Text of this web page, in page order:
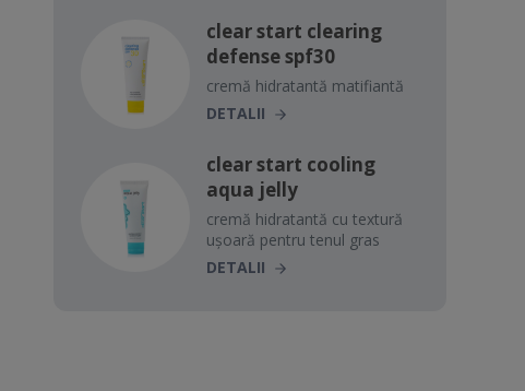
clear start clearing
defense spf30
cremă hidratantă matifiantă
DETALII
clear start cooling
aqua jelly
cremă hidratantă cu textură
ușoară pentru tenul gras
DETALII